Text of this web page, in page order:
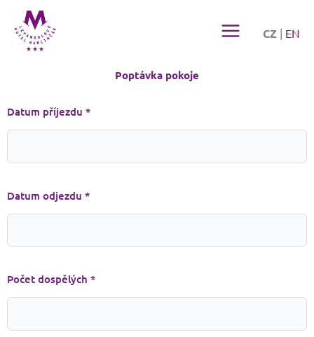
Přeskočit
obsah
CZ | EN
Poptávka pokoje
Datum příjezdu *
Datum odjezdu *
Počet dospělých *